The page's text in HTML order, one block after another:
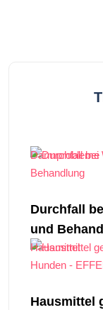
Darmprobleme
Durchfall
und
Hausmittel
Hausmittel